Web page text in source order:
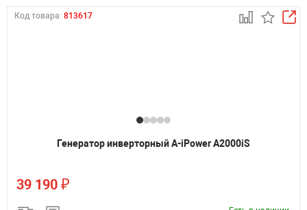
Код товара: 813617
Генератор инверторный A-iPower A2000iS
39 190 ₽